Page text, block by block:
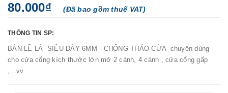
80.000₫ (Đã bao gồm thuế VAT)
THÔNG TIN SP:
BẢN LỀ LÁ SIÊU DÀY 6MM - CHỐNG THÁO CỬA chuyên dùng
cho cửa cổng kích thước lớn mở 2 cánh, 4 cánh , cửa cổng gấp
,...vv